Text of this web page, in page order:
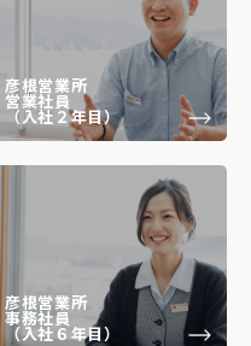
彦根営業所
営業社員
（入社２年目）
彦根営業所
事務社員
（入社６年目）